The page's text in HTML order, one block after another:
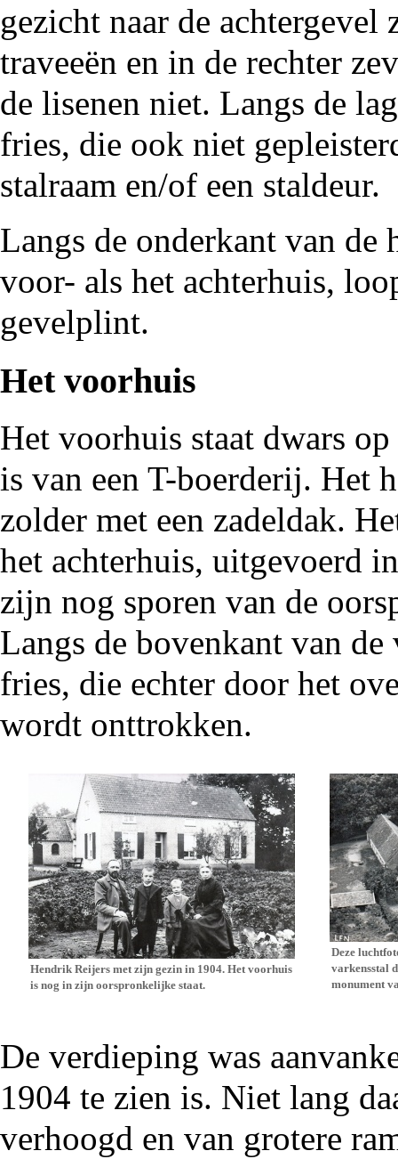
gezicht naar de
traveeën en in de rechter
de lisenen niet. Langs de
fries, die ook niet
stalraam en/of een staldeur.
Langs de onderkant van de
voor- als het achterhuis,
gevelplint.
Het voorhuis
Het voorhuis staat dwars
is van een T-boerderij. Het
zolder met een zadeldak.
het achterhuis, uitgevoerd
zijn nog sporen van de
Langs de bovenkant van
fries, die echter door het
wordt onttrokken.
Hendrik Reijers met zijn gezin in 1904. Het voorhuis
is nog in zijn oorspronkelijke staat.
Deze
varkensstal
monument
De verdieping was
1904 te zien is. Niet lang
verhoogd en van grotere